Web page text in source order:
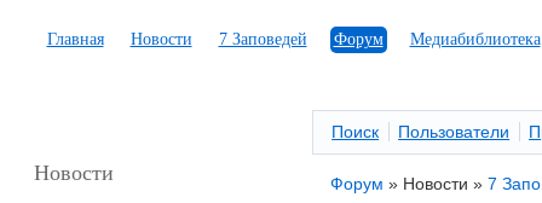
Главная Новости 7 Заповедей Форум Медиабиблиотека
Новости
Поиск Пользователи
Форум » Новости »7